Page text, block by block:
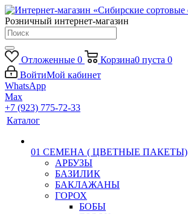
Розничный интернет-магазин
Отложенные 0 Корзина0 пуста 0
ВойтиМой кабинет
WhatsApp
Max
+7 (923) 775-72-33
Каталог
01 СЕМЕНА ( ЦВЕТНЫЕ ПАКЕТЫ)
АРБУЗЫ
БАЗИЛИК
БАКЛАЖАНЫ
ГОРОХ
БОБЫ